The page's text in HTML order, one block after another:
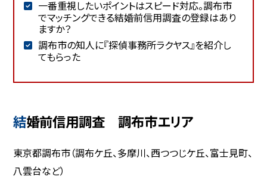
一番重視したいポイントはスピード対応。調布市
でマッチングできる結婚前信用調査の登録はあり
ますか？
調布市の知人に『探偵事務所ラクヤス』を紹介し
てもらった
結婚前信用調査 調布市エリア
東京都調布市（調布ケ丘、多摩川、西つつじケ丘、富士見町、
八雲台など）